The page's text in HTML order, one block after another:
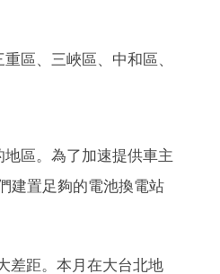
區、三峽區、中和區、
區。為了加速提供車主
建置足夠的電池換電站
差距。本月在大台北地